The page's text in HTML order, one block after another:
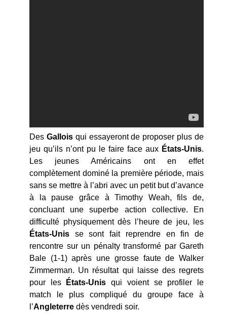
Des Galloisqui essayeront de proposer plus de
jeu qu’ils n’ont pu le faire face aux États-Unis.
Les jeunes Américains ont en effet
complètement dominé la première période, mais
sans se mettre à l’abri avec un petit but d’avance
à la pause grâce à Timothy Weah, fils de,
concluant une superbe action collective. En
difficulté physiquement dès l’heure de jeu, les
États-Unis se sont fait reprendre en fin de
rencontre sur un pénalty transformé par Gareth
Bale (1-1) après une grosse faute de Walker
Zimmerman. Un résultat qui laisse des regrets
pour les
États-Unis qui voient se profiler le
match le plus compliqué du groupe face à
l’Angleterre dès vendredi soir.